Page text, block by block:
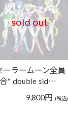
sold out
ーラームーン全員
" double sid…
9,800円 (税込)